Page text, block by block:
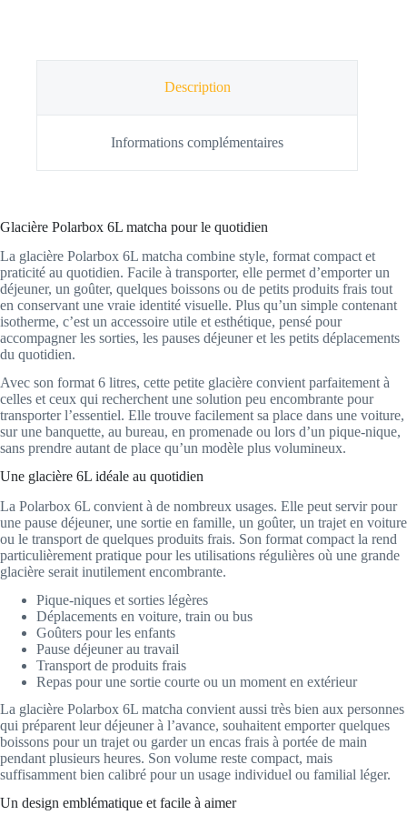
Description
Informations complémentaires
Glacière Polarbox 6L matcha pour le quotidien
La glacière Polarbox 6L matcha combine style, format compact et
praticité au quotidien. Facile à transporter, elle permet d’emporter un
déjeuner, un goûter, quelques boissons ou de petits produits frais tout
en conservant une vraie identité visuelle. Plus qu’un simple contenant
isotherme, c’est un accessoire utile et esthétique, pensé pour
accompagner les sorties, les pauses déjeuner et les petits déplacements
du quotidien.
Avec son format 6 litres, cette petite glacière convient parfaitement à
celles et ceux qui recherchent une solution peu encombrante pour
transporter l’essentiel. Elle trouve facilement sa place dans une voiture,
sur une banquette, au bureau, en promenade ou lors d’un pique-nique,
sans prendre autant de place qu’un modèle plus volumineux.
Une glacière 6L idéale au quotidien
La Polarbox 6L convient à de nombreux usages. Elle peut servir pour
une pause déjeuner, une sortie en famille, un goûter, un trajet en voiture
ou le transport de quelques produits frais. Son format compact la rend
particulièrement pratique pour les utilisations régulières où une grande
glacière serait inutilement encombrante.
Pique-niques et sorties légères
Déplacements en voiture, train ou bus
Goûters pour les enfants
Pause déjeuner au travail
Transport de produits frais
Repas pour une sortie courte ou un moment en extérieur
La glacière Polarbox 6L matcha convient aussi très bien aux personnes
qui préparent leur déjeuner à l’avance, souhaitent emporter quelques
boissons pour un trajet ou garder un encas frais à portée de main
pendant plusieurs heures. Son volume reste compact, mais
suffisamment bien calibré pour un usage individuel ou familial léger.
Un design emblématique et facile à aimer